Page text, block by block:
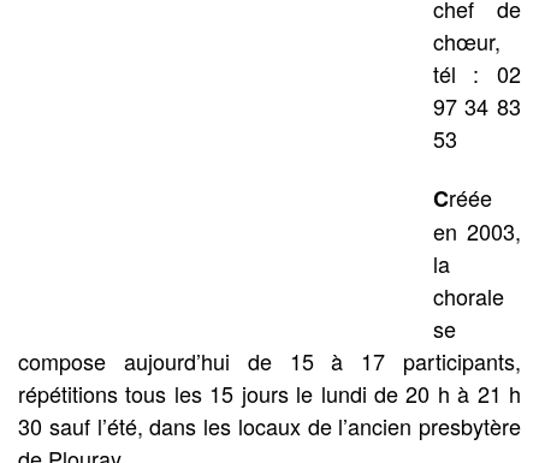
chef de
chœur,
tél : 02
97 34 83
53
Créée
en 2003,
la
chorale
se
compose aujourd’hui de 15 à 17 participants,
répétitions tous les 15 jours le lundi de 20 h à 21 h
30 sauf l’été, dans les locaux de l’ancien presbytère